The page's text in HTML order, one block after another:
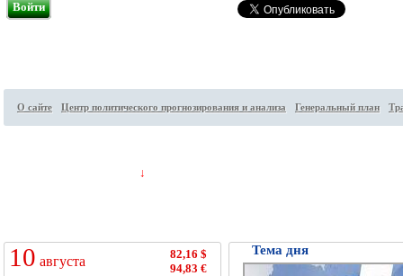
Войти
О сайте Центр политического прогнозирования и анализа Генеральный план
↓
10 августа
82,16 $
94,83 €
Тема дня